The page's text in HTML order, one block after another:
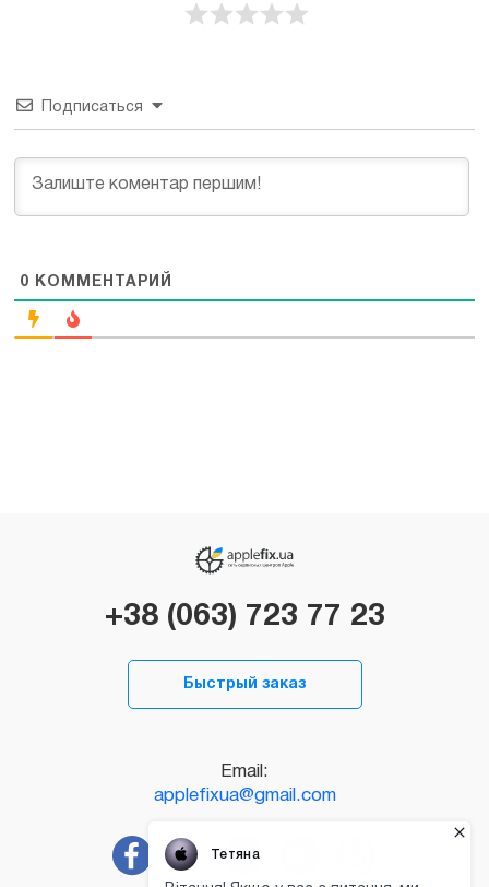
Подписаться
0 КОММЕНТАРИЙ
+38 (063) 723 77 23
Быстрый заказ
Email:
applefixua@gmail.com